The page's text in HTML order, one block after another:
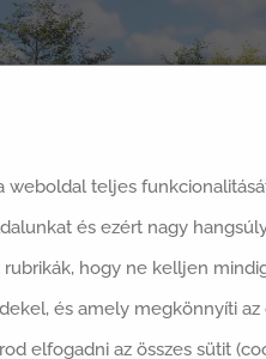
teljes
és ezért nagy
hogy ne kelljen
és amely megkönnyíti
elfogadni az összes sütit